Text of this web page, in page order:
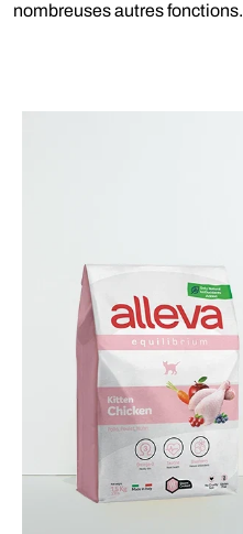
nombreuses autres fonctions.